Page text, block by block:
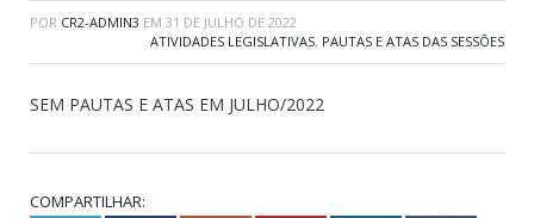
POR CR2-ADMIN3 EM 31 DE JULHO DE 2022
ATIVIDADES LEGISLATIVAS, PAUTAS E ATAS DAS SESSÕES
SEM PAUTAS E ATAS EM JULHO/2022
COMPARTILHAR: